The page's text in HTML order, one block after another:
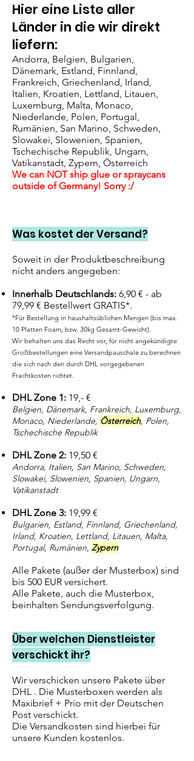
​Hier eine Liste aller
Länder in die wir direkt
liefern:
Andorra, Belgien, Bulgarien,
Dänemark, Estland, Finnland,
Frankreich, Griechenland, Irland,
Italien, Kroatien, Lettland, Litauen,
Luxemburg, Malta, Monaco,
Niederlande, Polen, Portugal,
Rumänien, San Marino, Schweden,
Slowakei, Slowenien, Spanien,
Tschechische Republik, Ungarn,
Vatikanstadt, Zypern, Österreich
We can NOT ship glue or spraycans
outside of Germany! Sorry :/
Was kostet der Versand?
Soweit in der Produktbeschreibung
nicht anders angegeben:
Innerhalb Deutschlands: 6,90 € - ab
79,99 € Bestellwert GRATIS*.
*Für Bestellung in haushaltsüblichen Mengen (bis max.
10 Platten Foam, bzw. 30kg Gesamt-Gewicht).
Wir behalten uns das Recht vor, für nicht angekündigte
Großbestellungen eine Versandpauschale zu berechnen
die sich nach den durch DHL vorgegebenen
Frachtkosten richtet.
DHL Zone 1: 19,- €
Belgien, Dänemark, Frankreich, Luxemburg,
Monaco, Niederlande, Österreich, Polen,
Tschechische Republik
DHL Zone 2: 19,50 €
Andorra, Italien, San Marino, Schweden,
Slowakei, Slowenien, Spanien, Ungarn,
Vatikanstadt
DHL Zone 3: 19,99 €
Bulgarien, Estland, Finnland, Griechenland,
Irland, Kroatien, Lettland, Litauen, Malta,
Portugal, Rumänien, Zypern
Alle Pakete (außer der Musterbox) sind
bis 500 EUR versichert.
Alle Pakete, auch die Musterbox,
beinhalten Sendungsverfolgung.
Über welchen Dienstleister
verschickt ihr?
Wir verschicken unsere Pakete über
DHL . Die Musterboxen werden als
Maxibrief + Prio mit der Deutschen
Post verschickt.
Die Versandkosten sind hierbei für
unsere Kunden kostenlos.